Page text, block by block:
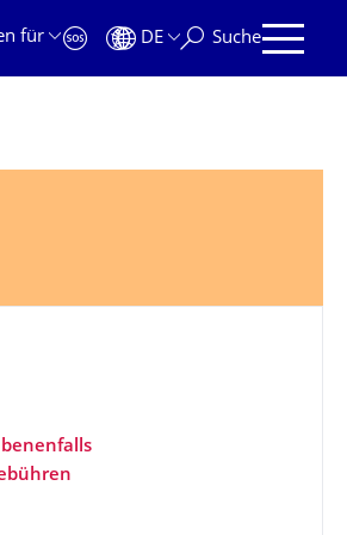
für DE Suche